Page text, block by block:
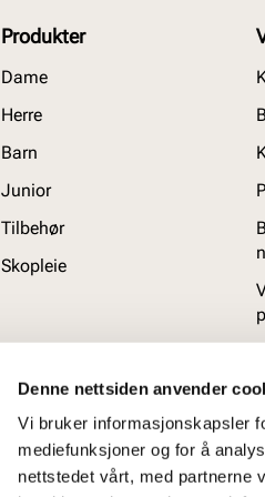
Denne nettsiden anvender
Vi bruker informasjonskapsler
mediefunksjoner og for å
nettstedet vårt, med partnerne
Produkter
Dame
Herre
Barn
Junior
Tilbehør
Skopleie